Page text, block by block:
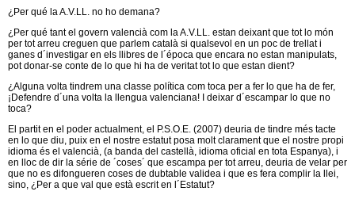
¿Per qué la A.V.LL. no ho demana?
¿Per qué tant el govern valencià com la A.V.LL. estan deixant que tot lo món
per tot arreu creguen que parlem català si qualsevol en un poc de trellat i
ganes d´investigar en els llibres de l´época que encara no estan manipulats,
pot donar-se conte de lo que hi ha de veritat tot lo que estan dient?
¿Alguna volta tindrem una classe política com toca per a fer lo que ha de fer,
¡Defendre d´una volta la llengua valenciana! I deixar d´escampar lo que no
toca?
El partit en el poder actualment, el P.S.O.E. (2007) deuria de tindre més tacte
en lo que diu, puix en el nostre estatut posa molt clarament que el nostre propi
idioma és el valencià, (a banda del castellà, idioma oficial en tota Espanya), i
en lloc de dir la série de ´coses´ que escampa per tot arreu, deuria de velar per
que no es difongueren coses de dubtable validea i que es fera complir la llei,
sino, ¿Per a que val que està escrit en l´Estatut?